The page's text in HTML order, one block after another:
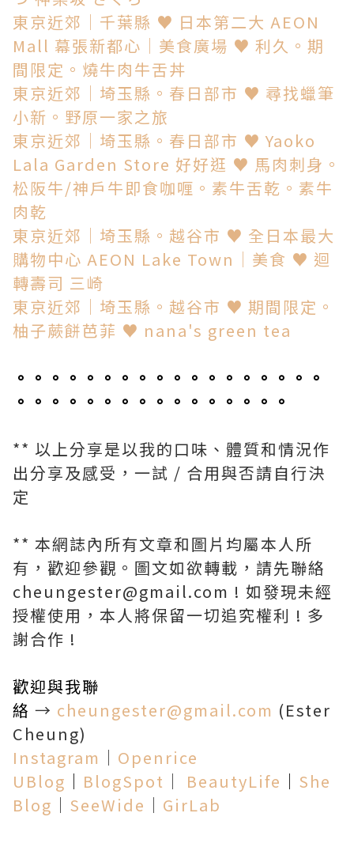
東京近郊│千葉縣 ♥ 日本第二大 AEON
Mall 幕張新都心│美食廣場 ♥ 利久。期
間限定。燒牛肉牛舌丼
東京近郊│埼玉縣。春日部市 ♥ 尋找蠟筆
小新。野原一家之旅
東京近郊│埼玉縣。春日部市 ♥ Yaoko
Lala Garden Store 好好逛 ♥ 馬肉刺身。
松阪牛/神戶牛即食咖喱。素牛舌乾。素牛
肉乾
東京近郊│埼玉縣。越谷市 ♥ 全日本最大
購物中心 AEON Lake Town│美食 ♥ 迴
轉壽司 三崎
東京近郊│埼玉縣。越谷市 ♥ 期間限定。
柚子蕨餅芭菲 ♥ nana's green tea
。。。。。。。。。。。。。。。。。。
。。。。。。。。。。。。。。。。
** 以上分享是以我的口味、體質和情況作
出分享及感受，一試 / 合用與否請自行決
定
** 本網誌內所有文章和圖片均屬本人所
有，歡迎參觀。圖文如欲轉載，請先聯絡
cheungester@gmail.com ! 如發現未經
授權使用，本人將保留一切追究權利 ! 多
謝合作 !
歡迎與我聯
絡 → cheungester@gmail.com (Ester
Cheung)
Instagram │ Openrice
UBlog │ BlogSpot │ BeautyLife │ She
Blog │ SeeWide │ GirLab